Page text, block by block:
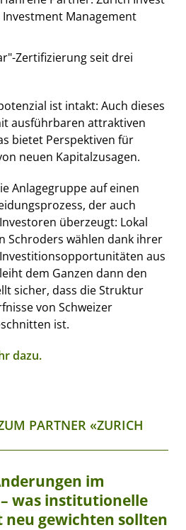
Management
Zertifizierung seit drei
ist intakt: Auch dieses
ausführbaren attraktiven
bietet Perspektiven für
neuen Kapitalzusagen.
Anlagegruppe auf einen
der auch
überzeugt: Lokal
Schroders wählen dank ihrer
aus
dem Ganzen dann den
sicher, dass die Struktur
von Schweizer
ist.
dazu.
PARTNER «ZURICH
im
was institutionelle
gewichten sollten